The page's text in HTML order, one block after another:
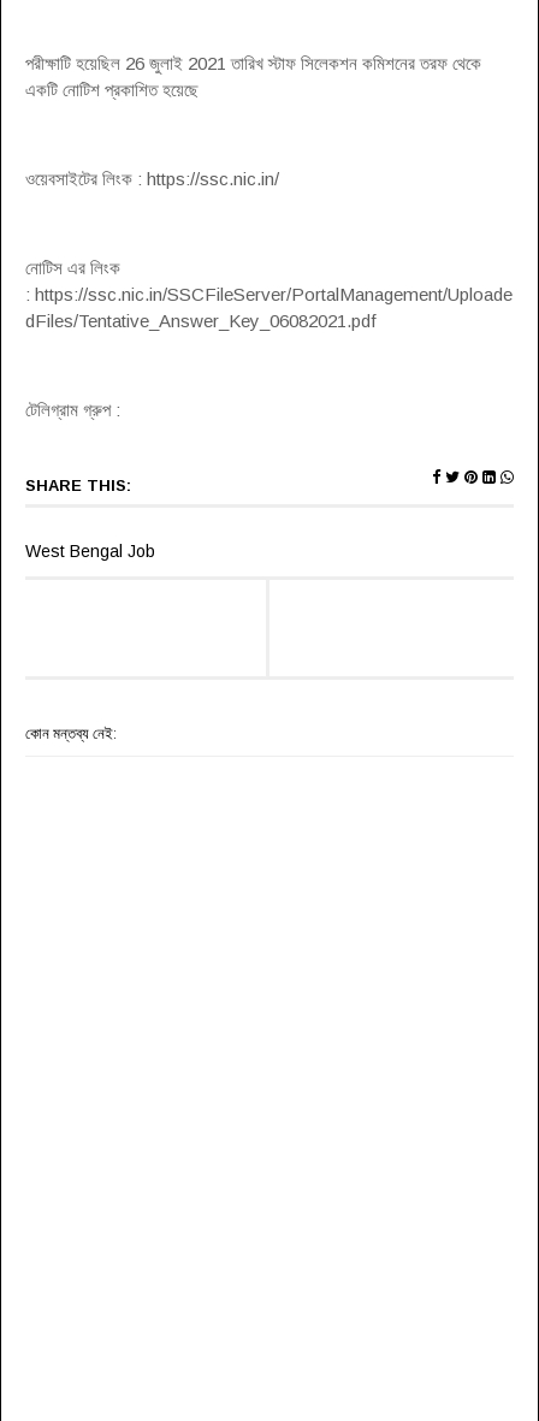
পরীক্ষাটি হয়েছিল 26 জুলাই 2021 তারিখ স্টাফ সিলেকশন কমিশনের তরফ থেকে
একটি নোটিশ প্রকাশিত হয়েছে
ওয়েবসাইটের লিংক : https://ssc.nic.in/
নোটিস এর লিংক
: https://ssc.nic.in/SSCFileServer/PortalManagement/Uploade
dFiles/Tentative_Answer_Key_06082021.pdf
টেলিগ্রাম গ্রুপ :
SHARE THIS:
West Bengal Job
কোন মন্তব্য নেই: